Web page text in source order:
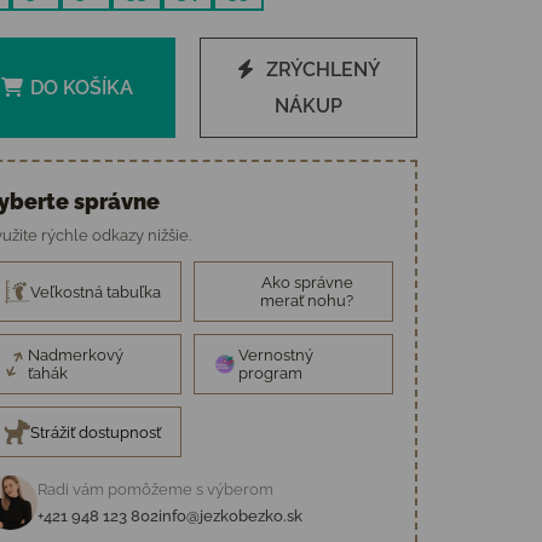
DO KOŠÍKA
ZRÝCHLENÝ
NÁKUP
správne
rýchle odkazy nižšie.
Veľkostná tabuľka
Ako správne
merať nohu?
Nadmerkový
ťahák
Vernostný
program
Strážiť dostupnosť
Radi vám pomôžeme s výberom
+421 948 123 802info@jezkobezko.sk